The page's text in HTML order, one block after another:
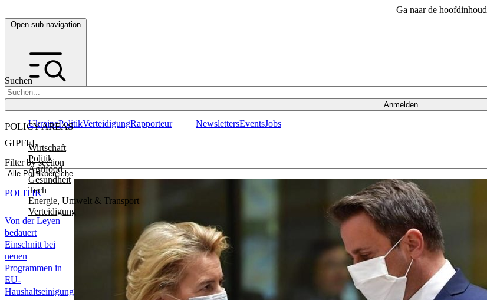
Ga naar de hoofdinhoud
Open sub navigation
Suchen
Anmelden
POLICY AREAS
Wirtschaft
Politik
Agrifood
Gesundheit
Tech
Energie, Umwelt & Transport
Verteidigung
UkrainePolitikVerteidigungRapporteur NewslettersEventsJobs
GIPFEL
Filter by section
Von der Leyen
bedauert
Einschnitt bei
neuen
Programmen in
EU-
Haushaltseinigung
POLITIK